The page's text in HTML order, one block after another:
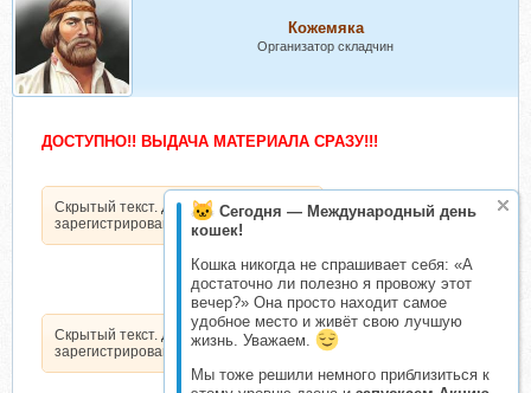
Сегодня — Международный день
кошек!
Кошка никогда не спрашивает себя: «А
достаточно ли полезно я провожу этот
вечер?» Она просто находит самое
удобное место и живёт свою лучшую
жизнь. Уважаем.
Мы тоже решили немного приблизиться к
Кожемяка
Организатор складчин
ДОСТУПНО!! ВЫДАЧА МАТЕРИАЛА СРАЗУ!!!
Скрытый текст. Доступен только
зарегистрированным пользователям.
Скрытый текст. Доступен только
зарегистрированным пользователям.